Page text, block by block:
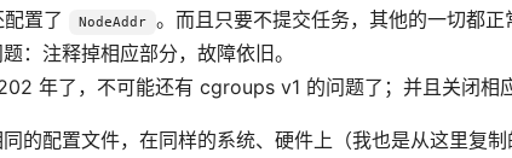
置了
NodeAddr 。而且只要不提交任务，其他的一切都正
：注释掉相应部分，故障依旧。
年了，不可能还有 cgroups v1 的问题了；并且关闭相
的配置文件，在同样的系统、硬件上（我也是从这里复